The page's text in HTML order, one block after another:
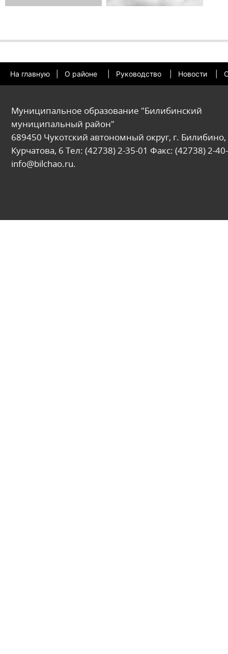
На главную О районе Руководство Новости
Муниципальное образование "Билибинский
муниципальный район"
689450 Чукотский автономный округ, г. Билибино,
Курчатова, 6 Тел: (42738) 2-35-01 Факс: (42738) 2-
info@bilchao.ru.